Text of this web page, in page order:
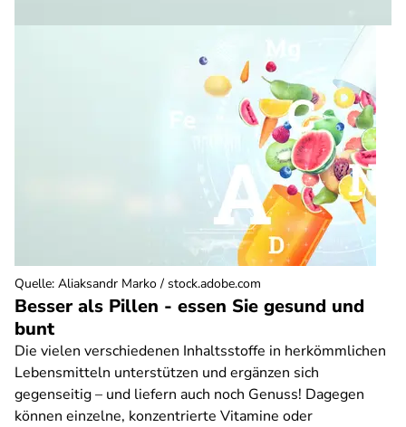
Besser als Pillen - essen Sie gesund und
bunt
Die vielen verschiedenen Inhaltsstoffe in herkömmlichen
Lebensmitteln unterstützen und ergänzen sich
gegenseitig – und liefern auch noch Genuss! Dagegen
können einzelne, konzentrierte Vitamine oder
Quelle: Aliaksandr Marko / stock.adobe.com